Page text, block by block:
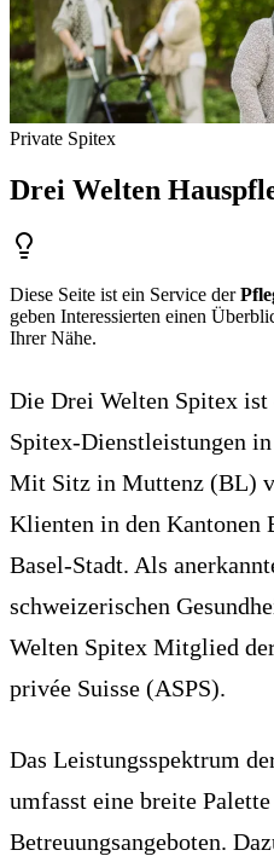
Private Spitex
Drei Welten
Diese Seite ist ein Service der
geben Interessierten einen
Ihrer Nähe.
Die Drei Welten Spitex
Spitex-Dienstleistungen
Mit Sitz in Muttenz (BL)
Klienten in den Kantonen
Basel-Stadt. Als
schweizerischen
Welten Spitex Mitglied
privée Suisse (ASPS).
Das Leistungsspektrum
umfasst eine breite
Betreuungsangeboten.